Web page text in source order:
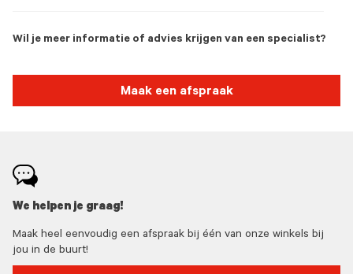
Wil je meer informatie of advies krijgen van een specialist?
Maak een afspraak
We helpen je graag!
Maak heel eenvoudig een afspraak bij één van onze winkels bij
jou in de buurt!